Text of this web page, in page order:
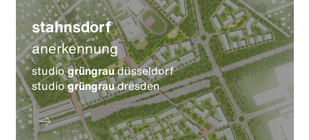
stahnsdorf
anerkennung
studiogrüngraudüsseldorf
studiogrüngraudresden